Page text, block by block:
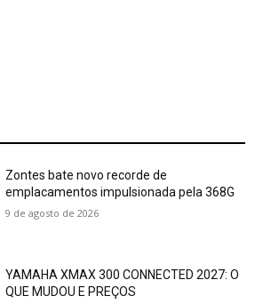
Zontes bate novo recorde de
emplacamentos impulsionada pela 368G
9 de agosto de 2026
YAMAHA XMAX 300 CONNECTED 2027: O
QUE MUDOU E PREÇOS